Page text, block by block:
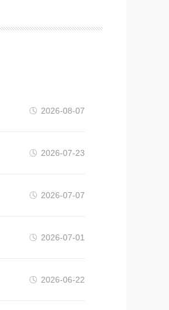
2026-08-07
2026-07-23
2026-07-07
2026-07-01
2026-06-22